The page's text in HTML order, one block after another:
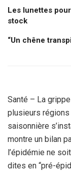
Les lunettes
stock
“Un chêne
Santé – La
plusieurs régions
saisonnière
montre un bilan
l’épidémie ne
dites en “pré-